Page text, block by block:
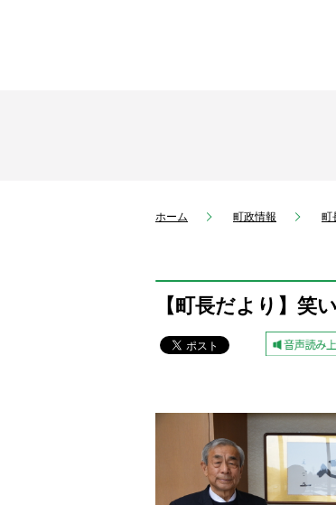
ホーム 町政情報 町
【町長だより】笑